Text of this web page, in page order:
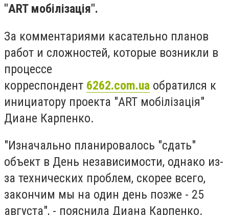
"ART мобілізація".
За комментариями касательно планов
работ и сложностей, которые возникли в
процессе
корреспондент 6262.com.ua обратился к
инициатору проекта "ART мобілізація"
Диане Карпенко.
"Изначально планировалось "сдать"
объект в День независимости, однако из-
за технических проблем, скорее всего,
закончим мы на один день позже - 25
августа", - пояснила Диана Карпенко.